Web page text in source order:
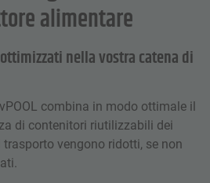
alimentare
nella vostra catena di
combina in modo ottimale il
di contenitori riutilizzabili dei
vengono ridotti, se non